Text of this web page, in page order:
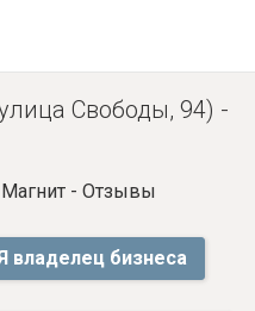
Свободы, 94) -
Магнит - Отзывы
владелец бизнеса